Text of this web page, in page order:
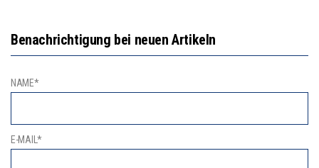
Benachrichtigung bei neuen Artikeln
NAME*
E-MAIL*